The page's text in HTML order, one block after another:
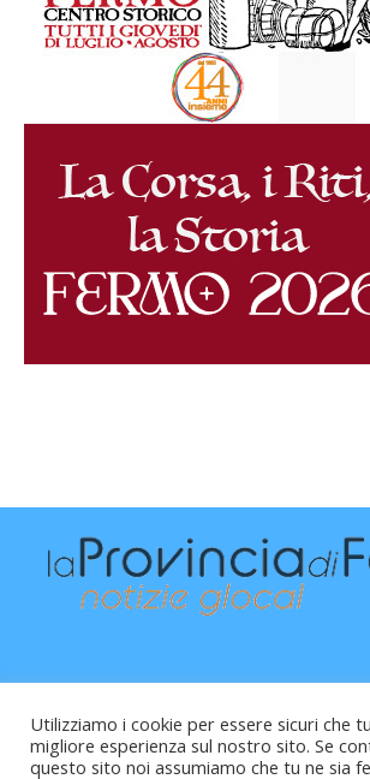
Utilizziamo i cookie per essere sicuri che
migliore esperienza sul nostro sito. Se
questo sito noi assumiamo che tu ne sia